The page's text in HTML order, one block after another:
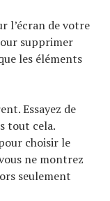
l’écran de votre
supprimer
les éléments
Essayez de
tout cela.
choisir le
ne montrez
seulement